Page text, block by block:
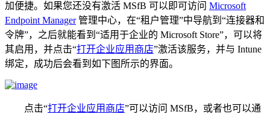
加便捷。如果您还没有激活 MSfB 可以即可访问 Microsoft
Endpoint Manager管理中心，在“租户管理”中导航到“连接器和
令牌”，之后就能看到“适用于企业的 Microsoft Store”，可以将
其启用，并点击“打开企业应用商店”激活该服务，并与 Intune
绑定，成功后会看到如下图所示的界面。
点击“打开企业应用商店”可以访问 MSfB，或者也可以通